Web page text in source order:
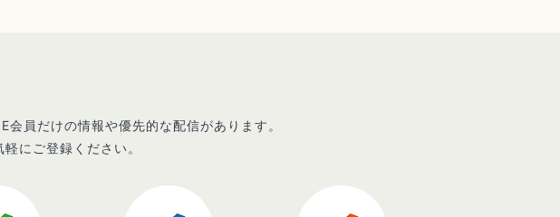
会員だけの情報や優先的な配信があります。
にご登録ください。